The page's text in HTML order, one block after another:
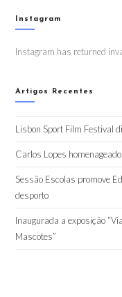
Instagram
Instagram has returned
Artigos Recentes
Lisbon Sport Film Festival
Carlos Lopes
Sessão Escolas promove
desporto
Inaugurada a exposição
Mascotes”